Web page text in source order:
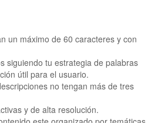
un máximo de 60 caracteres y con
siguiendo tu estrategia de palabras
útil para el usuario.
no tengan más de tres
y de alta resolución.